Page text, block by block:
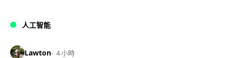
人工智能
Lawton 4 小時